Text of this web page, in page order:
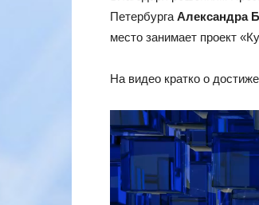
Петербурга Александра
место занимает проект
На видео кратко о
Видеоплеер